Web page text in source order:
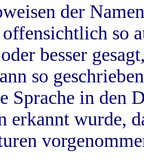
der
so
besser
so
Sprache in
erkannt wurde,